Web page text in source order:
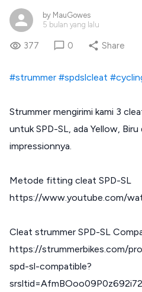
by MauGowes
5 bulan yang lalu
377 0 Share
#strummer #spdslcleat
Strummer mengirimi kami 3
untuk SPD-SL, ada Yellow,
impressionnya.
Metode fitting cleat SPD-SL
https://www.youtube.com/
Cleat strummer SPD-SL
https://strummerbikes.com/
spd-sl-compatible?